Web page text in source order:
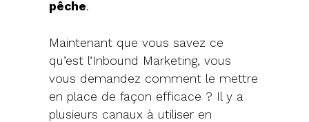
pêche.
Maintenant que vous savez ce
qu’est l’Inbound Marketing, vous
vous demandez comment le mettre
en place de façon efficace ? Il y a
plusieurs canaux à utiliser en